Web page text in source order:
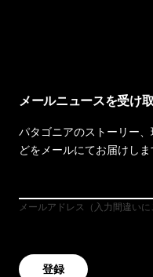
メールニュースを受け
パタゴニアのストーリー
どをメールにてお届けしま
メールアドレス（入力間違いに
登録